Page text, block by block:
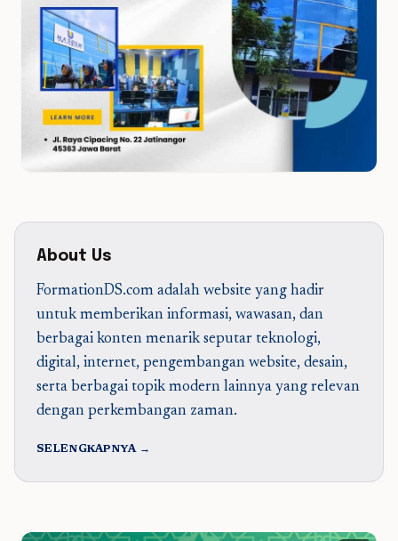
About Us
FormationDS.com adalah website yang hadir
untuk memberikan informasi, wawasan, dan
berbagai konten menarik seputar teknologi,
digital, internet, pengembangan website, desain,
serta berbagai topik modern lainnya yang relevan
dengan perkembangan zaman.
SELENGKAPNYA →